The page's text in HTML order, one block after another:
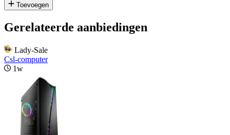
Toevoegen
Gerelateerde aanbiedingen
Lady-Sale
Csl-computer
1w